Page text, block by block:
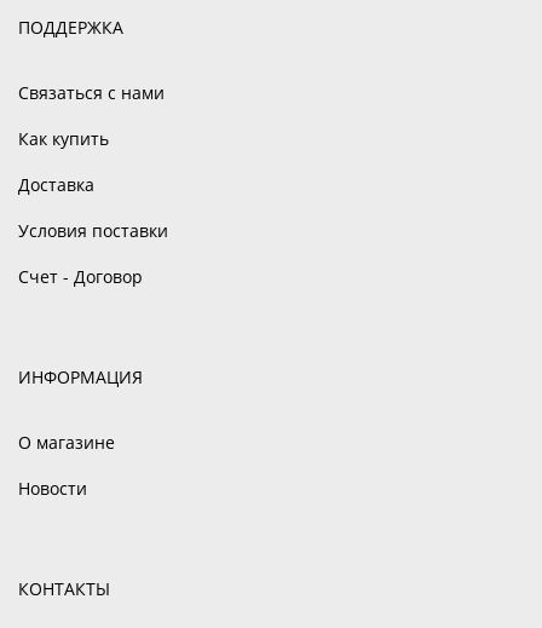
ПОДДЕРЖКА
Связаться с нами
Как купить
Доставка
Условия поставки
Счет - Договор
ИНФОРМАЦИЯ
О магазине
Новости
КОНТАКТЫ